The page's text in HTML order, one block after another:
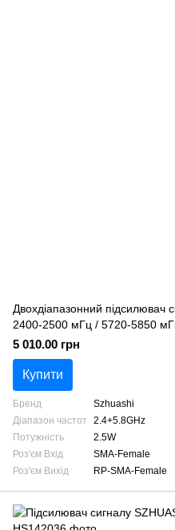
Двохдіапазонний підсилювач
2400-2500 мГц / 5720-5850
5 010.00 грн
Купити
Бренд
Szhuashi
Діапазон частот
2.4+5.8GHz
Потужність
2.5W
Роз'єм Вхід
SMA-Female
Роз'єм Вихід
RP-SMA-Female